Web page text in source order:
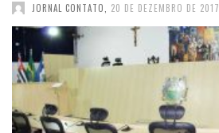
JORNAL CONTATO 20 DE DEZEMBRO DE 2017